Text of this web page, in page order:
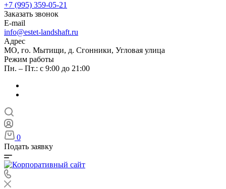
+7 (995) 359-05-21
Заказать звонок
E-mail
info@estet-landshaft.ru
Адрес
МО, го. Мытищи, д. Сгонники, Угловая улица
Режим работы
Пн. – Пт.: с 9:00 до 21:00
0
Подать заявку